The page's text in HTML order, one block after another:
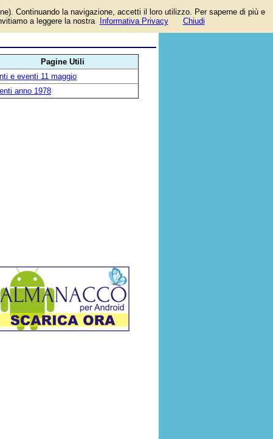
Pagine Utili
e eventi 11 maggio
anno 1978
Continuando la navigazione, accetti il loro utilizzo. Per saperne di più e
a leggere la nostra
Informativa Privacy Chiudi